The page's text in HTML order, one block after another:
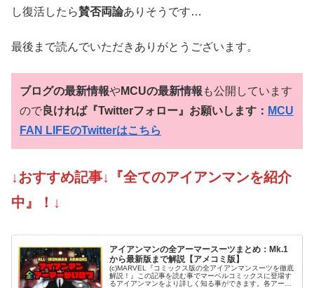
し復活したら賛否両論ありそうです…
最後まで読んでいただきありがとうございます。
ブログの最新情報やMCUの最新情報 も公開しています
ので 良ければ『Twitterフォロー』お願いします： MCU
FAN LIFEのTwitterはこちら
↓おすすめ記事↓『全てのアイアンマンを紹介
中』！↓
アイアンマンの全アーマースーツまとめ：Mk.1
から最新版まで解説【アメコミ版】
(c)MARVEL『コミックス版の全アイアンマンスーツを徹底
解説！』この記事を読む事でマーベルコミックスに登場す
るアイアンマンをより詳しく知る事ができます。各アーマ